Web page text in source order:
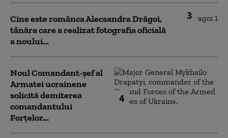
3
Cine este românca Alecsandra Drăgoi,
tânăra care a realizat fotografia oficială
a noului...
4
Noul Comandant-șef al
Armatei ucrainene
solicită demiterea
comandantului
Forțelor...